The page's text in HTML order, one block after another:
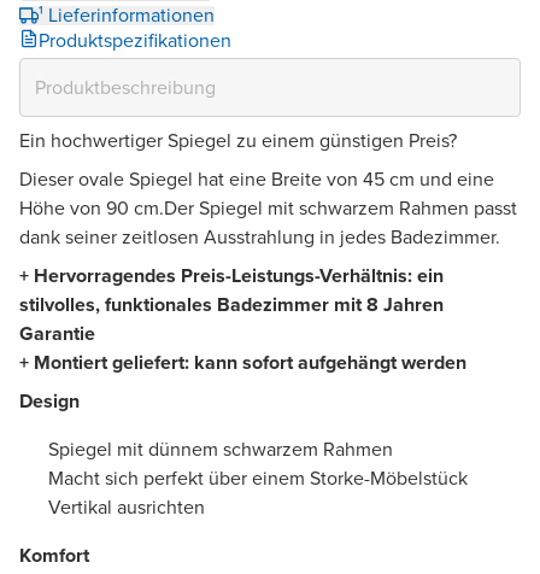
¹ Lieferinformationen
Produktspezifikationen
Ein hochwertiger Spiegel zu einem günstigen Preis?
Dieser ovale Spiegel hat eine Breite von 45 cm und eine
Höhe von 90 cm.Der Spiegel mit schwarzem Rahmen passt
dank seiner zeitlosen Ausstrahlung in jedes Badezimmer.
+ Hervorragendes Preis-Leistungs-Verhältnis: ein
stilvolles, funktionales Badezimmer mit 8 Jahren
Garantie
+ Montiert geliefert: kann sofort aufgehängt werden
Design
Spiegel mit dünnem schwarzem Rahmen
Macht sich perfekt über einem Storke-Möbelstück
Vertikal ausrichten
Komfort